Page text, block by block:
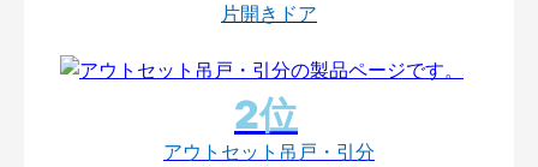
片開きドア
アウトセット吊戸・引分